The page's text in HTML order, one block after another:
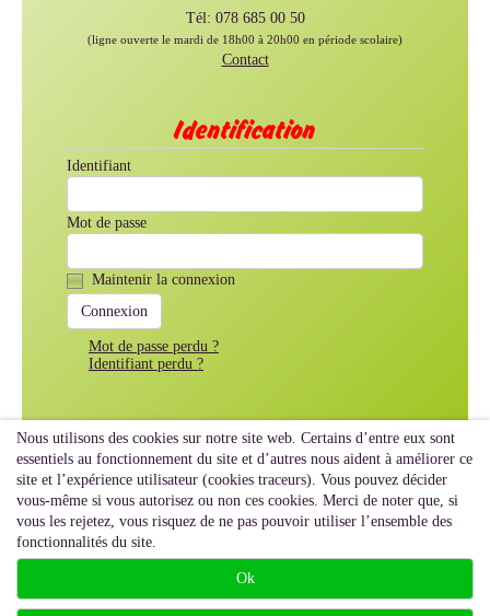
Tél: 078 685 00 50
(ligne ouverte le mardi de 18h00 à 20h00 en période scolaire)
Contact
Identification
Identifiant
Mot de passe
Maintenir la connexion
Mot de passe perdu ?
Identifiant perdu ?
Nous utilisons des cookies sur notre site web. Certains d’entre eux sont
essentiels au fonctionnement du site et d’autres nous aident à améliorer ce
site et l’expérience utilisateur (cookies traceurs). Vous pouvez décider
vous-même si vous autorisez ou non ces cookies. Merci de noter que, si
vous les rejetez, vous risquez de ne pas pouvoir utiliser l’ensemble des
fonctionnalités du site.
Ok